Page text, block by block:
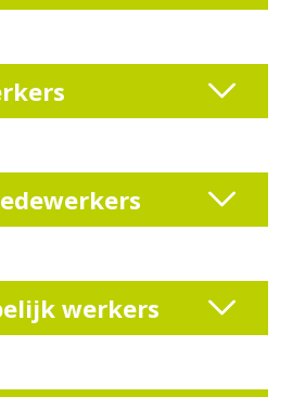
werkers